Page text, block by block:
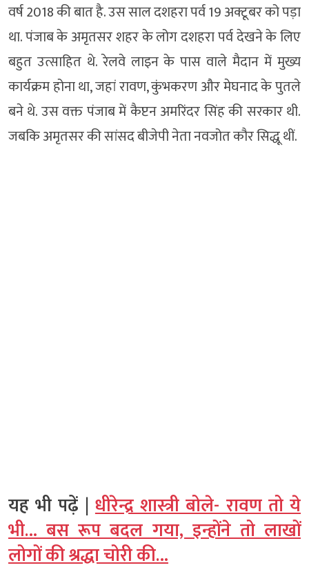
वर्ष 2018 की बात है. उस साल दशहरा पर्व 19 अक्टूबर को पड़ा
था. पंजाब के अमृतसर शहर के लोग दशहरा पर्व देखने के लिए
बहुत उत्साहित थे. रेलवे लाइन के पास वाले मैदान में मुख्य
कार्यक्रम होना था, जहां रावण, कुंभकरण और मेघनाद के पुतले
बने थे. उस वक्त पंजाब में कैप्टन अमरिंदर सिंह की सरकार थी.
जबकि अमृतसर की सांसद बीजेपी नेता नवजोत कौर सिद्धू थीं.
यह भी पढ़ें | धीरेन्द्र शास्त्री बोले- रावण तो ये
भी… बस रूप बदल गया, इन्होंने तो लाखों
लोगों की श्रद्धा चोरी की…